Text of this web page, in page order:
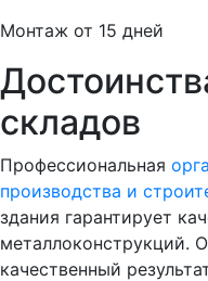
Монтаж от 15 дней
складов
Профессиональная
производства и
здания гарантирует
металлоконструкций.
качественный